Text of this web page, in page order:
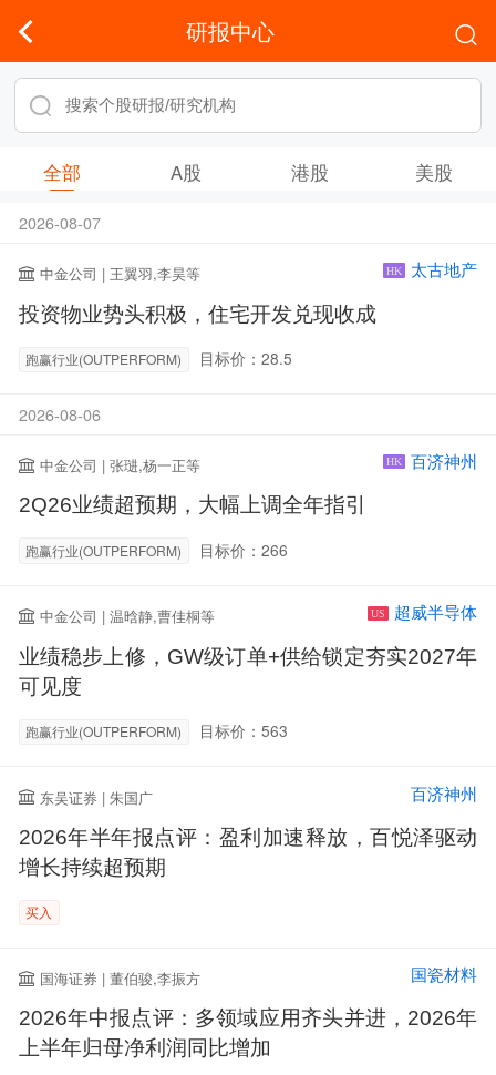
研报中心
全部 A股 港股 美股
2026-08-07
中金公司 | 王翼羽,李昊等 HK 太古地产
投资物业势头积极，住宅开发兑现收成
跑赢行业(OUTPERFORM) 目标价：28.5
2026-08-06
中金公司 | 张琎,杨一正等 HK 百济神州
2Q26业绩超预期，大幅上调全年指引
跑赢行业(OUTPERFORM) 目标价：266
中金公司 | 温晗静,曹佳桐等 US 超威半导体
业绩稳步上修，GW级订单+供给锁定夯实2027年
可见度
跑赢行业(OUTPERFORM) 目标价：563
东吴证券 | 朱国广 百济神州
2026年半年报点评：盈利加速释放，百悦泽驱动
增长持续超预期
买入
国海证券 | 董伯骏,李振方 国瓷材料
2026年中报点评：多领域应用齐头并进，2026年
上半年归母净利润同比增加